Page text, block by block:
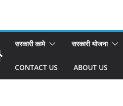
सरकारी कामे सरकारी योजना
CONTACT US ABOUT US